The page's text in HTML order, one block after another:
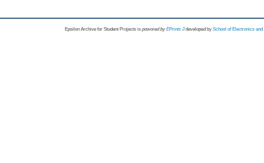
Epsilon Archive for Student Projects is powored byEPrints 3 developed by School of Electronics